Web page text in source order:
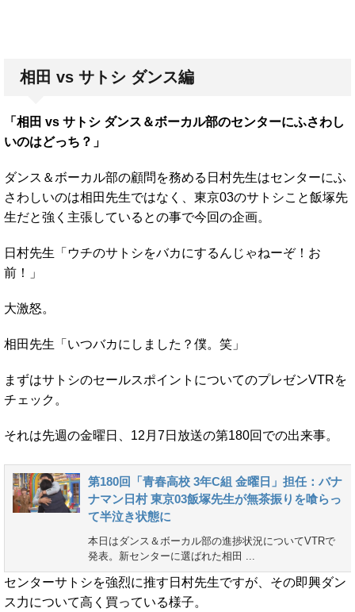
相田 vs サトシ ダンス編
「相田 vs サトシ ダンス＆ボーカル部のセンターにふさわし
いのはどっち？」
ダンス＆ボーカル部の顧問を務める日村先生はセンターにふ
さわしいのは相田先生ではなく、東京03のサトシこと飯塚先
生だと強く主張しているとの事で今回の企画。
日村先生「ウチのサトシをバカにするんじゃねーぞ！お
前！」
大激怒。
相田先生「いつバカにしました？僕。笑」
まずはサトシのセールスポイントについてのプレゼンVTRを
チェック。
それは先週の金曜日、12月7日放送の第180回での出来事。
第180回「青春高校 3年C組 金曜日」担任：バナ
ナマン日村 東京03飯塚先生が無茶振りを喰らっ
て半泣き状態に
本日はダンス＆ボーカル部の進捗状況についてVTRで
発表。新センターに選ばれた相田 ...
センターサトシを強烈に推す日村先生ですが、その即興ダン
ス力について高く買っている様子。